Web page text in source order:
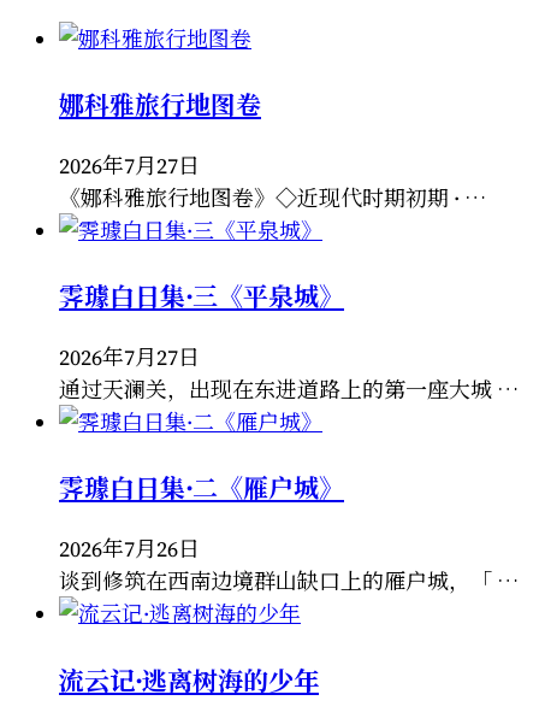
娜科雅旅行地图卷
2026年7月27日
《娜科雅旅行地图卷》◇近现代时期初期 · …
霁璩白日集·三《平泉城》
2026年7月27日
通过天澜关，出现在东进道路上的第一座大城 …
霁璩白日集·二《雁户城》
2026年7月26日
谈到修筑在西南边境群山缺口上的雁户城，「 …
流云记·逃离树海的少年